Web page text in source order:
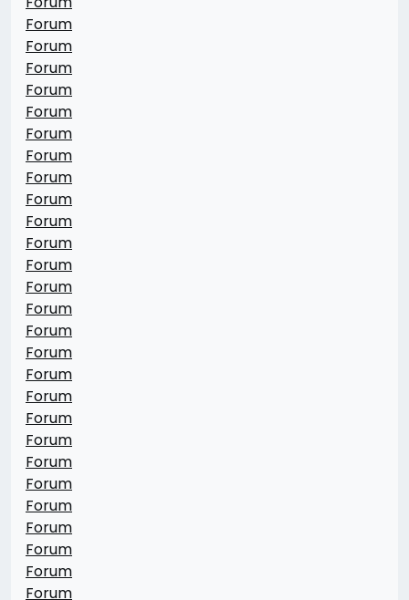
Forum
Forum
Forum
Forum
Forum
Forum
Forum
Forum
Forum
Forum
Forum
Forum
Forum
Forum
Forum
Forum
Forum
Forum
Forum
Forum
Forum
Forum
Forum
Forum
Forum
Forum
Forum